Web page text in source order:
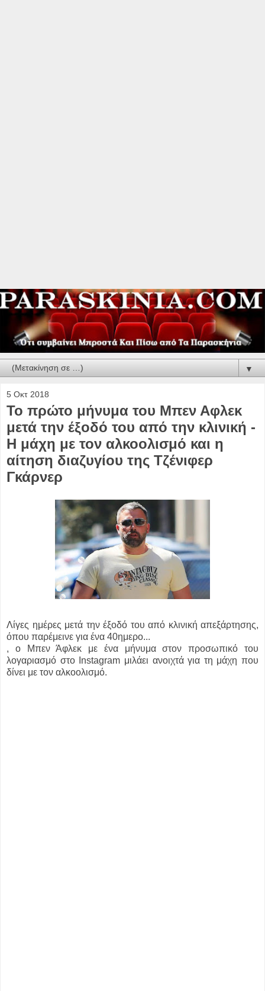
▼
5 Οκτ 2018
Το πρώτο μήνυμα του Μπεν Αφλεκ
μετά την έξοδό του από την κλινική -
Η μάχη με τον αλκοολισμό και η
αίτηση διαζυγίου της Τζένιφερ
Γκάρνερ
Λίγες ημέρες μετά την έξοδό του από κλινική απεξάρτησης,
όπου παρέμεινε για ένα 40ημερο...
, ο Μπεν Άφλεκ με ένα μήνυμα στον προσωπικό του
λογαριασμό στο Instagram μιλάει ανοιχτά για τη μάχη που
δίνει με τον αλκοολισμό.